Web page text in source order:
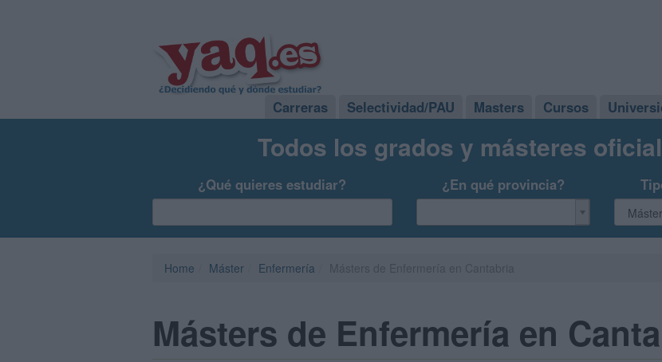
Carreras Selectividad/PAU Masters Cursos
Todos los grados y másteres
¿Qué quieres estudiar? ¿En qué provincia?
Home Máster Enfermería
Másters de Enfermería en